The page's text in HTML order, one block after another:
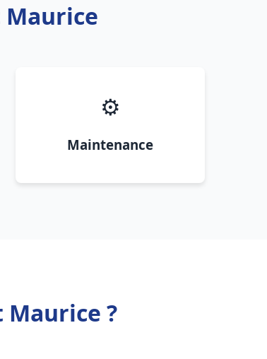
Maurice
⚙️
Maintenance
?